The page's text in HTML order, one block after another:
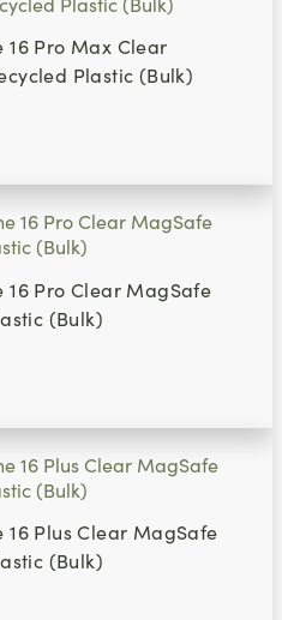
16 Pro Max Clear
Plastic (Bulk)
16 Pro Clear MagSafe
(Bulk)
16 Plus Clear MagSafe
(Bulk)